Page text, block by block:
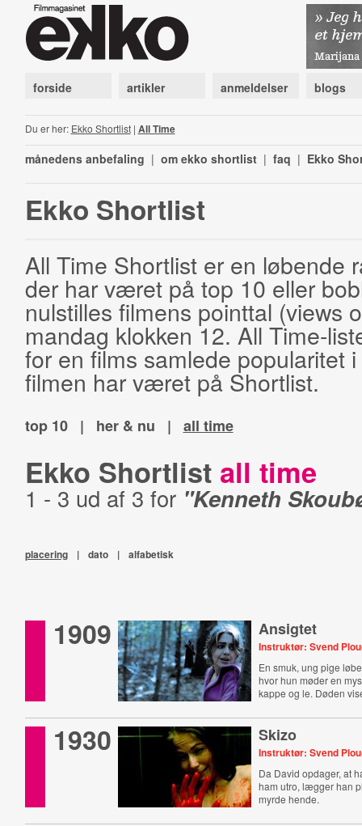
forside artikler anmeldelser blogs
Du er her: Ekko Shortlist| All Time
månedens anbefaling | om ekko shortlist | faq | Ekko
Ekko Shortlist
All Time Shortlist er en løbende
der har været på top 10 eller
nulstilles filmens pointtal (views
mandag klokken 12. All Time-
for en films samlede popularitet
filmen har været på Shortlist.
top 10 | her & nu | all time
Ekko Shortlist all time
1 - 3 ud af 3 for "Kenneth
placering | dato | alfabetisk
1909 Ansigtet
Instruktør: Svend
En smuk, ung pige
hvor hun møder en
kappe og le. Døden
1930 Skizo
Instruktør: Svend
Da David opdager, at
ham utro, lægger han
myrde hende.